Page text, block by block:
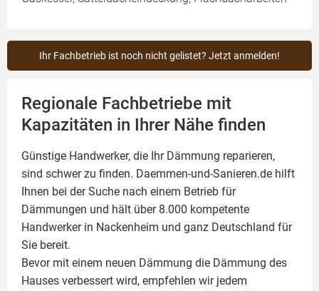
Ihr Fachbetrieb ist noch nicht gelistet? Jetzt anmelden!
Regionale Fachbetriebe mit
Kapazitäten in Ihrer Nähe finden
Günstige Handwerker, die Ihr Dämmung reparieren,
sind schwer zu finden. Daemmen-und-Sanieren.de hilft
Ihnen bei der Suche nach einem Betrieb für
Dämmungen und hält über 8.000 kompetente
Handwerker in Nackenheim und ganz Deutschland für
Sie bereit.
Bevor mit einem neuen Dämmung die Dämmung des
Hauses verbessert wird, empfehlen wir jedem